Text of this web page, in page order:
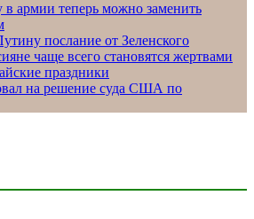
армии теперь можно заменить
послание от Зеленского
чаще всего становятся жертвами
праздники
на решение суда США по